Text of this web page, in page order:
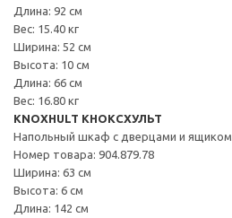
Длина: 92 см
Вес: 15.40 кг
Ширина: 52 см
Высота: 10 см
Длина: 66 см
Вес: 16.80 кг
KNOXHULT КНОКСХУЛЬТ
Напольный шкаф с дверцами и ящиком
Номер товара: 904.879.78
Ширина: 63 см
Высота: 6 см
Длина: 142 см